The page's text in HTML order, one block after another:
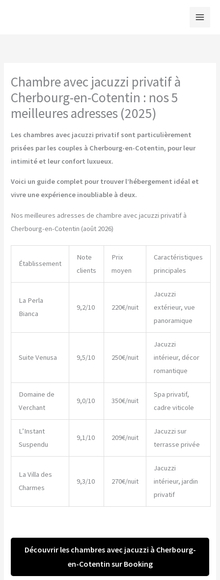
Chambre avec jacuzzi privatif à
Cherbourg-en-Cotentin : nos 5
meilleures adresses (2025)
Les chambres avec jacuzzi privatif sont particulièrement
prisées par les couples à Cherbourg-en-Cotentin, pour leur
intimité et leur confort luxueux.
Voici un guide complet pour trouver l’hébergement idéal et
vivre une expérience inoubliable à deux.
Nos meilleures adresses de chambre avec jacuzzi privatif à
Cherbourg-en-Cotentin (août 2026)
Établissement
Note
clients
Prix
moyen
Caractéristiques
principales
La Perla
Bianca
9,2/10 220€/nuit
Jacuzzi
extérieur, vue
panoramique
Suite Venusa 9,5/10 250€/nuit
Jacuzzi
intérieur, décor
romantique
Domaine de
Verchant
9,0/10 350€/nuit
Spa privatif,
cadre viticole
L’Instant
Suspendu
9,1/10 209€/nuit
Jacuzzi sur
terrasse privée
La Villa des
Charmes
9,3/10 270€/nuit
Jacuzzi
intérieur, jardin
privatif
Découvrir les chambres avec jacuzzi à Cherbourg-
en-Cotentin sur Booking